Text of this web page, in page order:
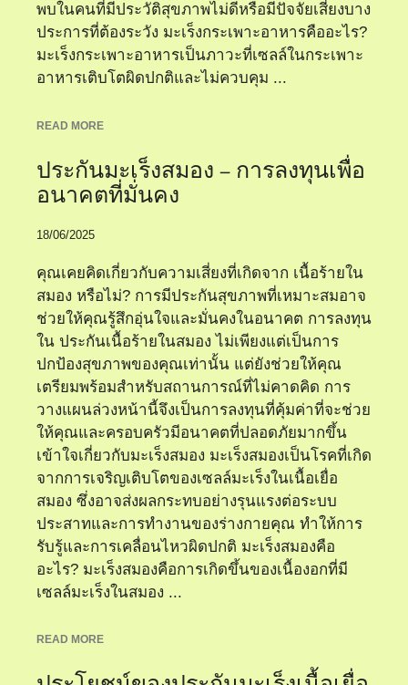
พบในคนที่มีประวัติสุขภาพไม่ดีหรือมีปัจจัยเสี่ยงบาง
ประการที่ต้องระวัง มะเร็งกระเพาะอาหารคืออะไร?
มะเร็งกระเพาะอาหารเป็นภาวะที่เซลล์ในกระเพาะ
อาหารเติบโตผิดปกติและไม่ควบคุม ...
READ MORE
ประกันมะเร็งสมอง – การลงทุนเพื่อ
อนาคตที่มั่นคง
18/06/2025
คุณเคยคิดเกี่ยวกับความเสี่ยงที่เกิดจาก เนื้อร้ายใน
สมอง หรือไม่? การมีประกันสุขภาพที่เหมาะสมอาจ
ช่วยให้คุณรู้สึกอุ่นใจและมั่นคงในอนาคต การลงทุน
ใน ประกันเนื้อร้ายในสมอง ไม่เพียงแต่เป็นการ
ปกป้องสุขภาพของคุณเท่านั้น แต่ยังช่วยให้คุณ
เตรียมพร้อมสำหรับสถานการณ์ที่ไม่คาดคิด การ
วางแผนล่วงหน้านี้จึงเป็นการลงทุนที่คุ้มค่าที่จะช่วย
ให้คุณและครอบครัวมีอนาคตที่ปลอดภัยมากขึ้น
เข้าใจเกี่ยวกับมะเร็งสมอง มะเร็งสมองเป็นโรคที่เกิด
จากการเจริญเติบโตของเซลล์มะเร็งในเนื้อเยื่อ
สมอง ซึ่งอาจส่งผลกระทบอย่างรุนแรงต่อระบบ
ประสาทและการทำงานของร่างกายคุณ ทำให้การ
รับรู้และการเคลื่อนไหวผิดปกติ มะเร็งสมองคือ
อะไร? มะเร็งสมองคือการเกิดขึ้นของเนื้องอกที่มี
เซลล์มะเร็งในสมอง ...
READ MORE